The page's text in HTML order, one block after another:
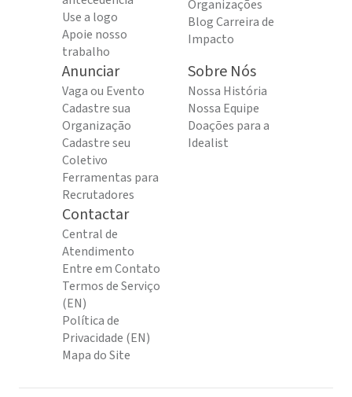
Use a logo
Apoie nosso
trabalho
Organizações
Blog Carreira de
Impacto
Anunciar
Vaga ou Evento
Cadastre sua
Organização
Cadastre seu
Coletivo
Ferramentas para
Recrutadores
Sobre Nós
Nossa História
Nossa Equipe
Doações para a
Idealist
Contactar
Central de
Atendimento
Entre em Contato
Termos de Serviço
(EN)
Política de
Privacidade (EN)
Mapa do Site